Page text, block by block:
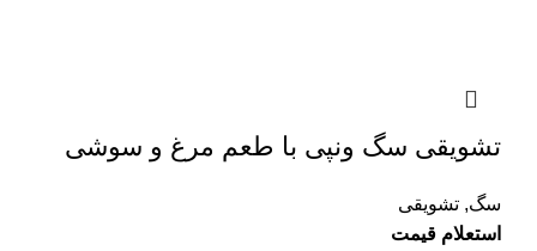
تشویقی سگ ونپی با طعم مرغ و سوشی
سگ, تشویقی
استعلام قیمت